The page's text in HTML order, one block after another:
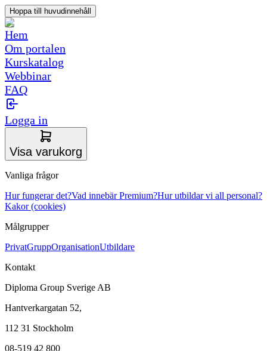
Hoppa till huvudinnehåll
Hem
Om portalen
Kurskatalog
Webbinar
FAQ
Logga in
Visa varukorg
Vanliga frågor
Hur fungerar det?Vad innebär Premium?Hur utbildar vi all personal?
Kakor (cookies)
Målgrupper
PrivatGruppOrganisationUtbildare
Kontakt
Diploma Group Sverige AB
Hantverkargatan 52,
112 31 Stockholm
08-519 42 800